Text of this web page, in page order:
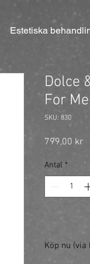
Estetiska
Dolce
For
SKU: 830
799,00 kr
Antal *
Köp nu (via